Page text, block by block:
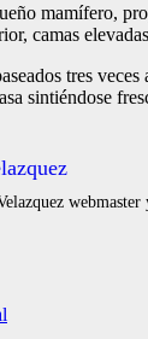
mamífero,
camas
tres
sintiéndose
webmaster